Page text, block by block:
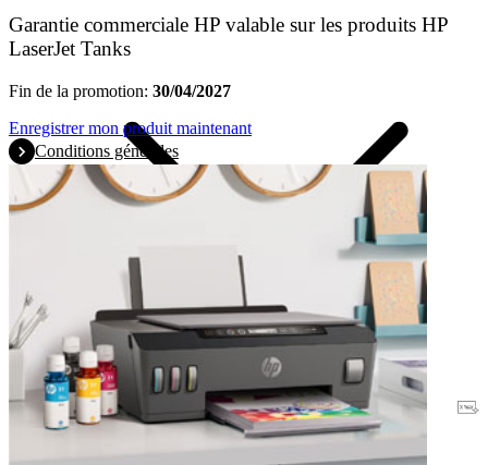
Garantie
Garantie commerciale HP valable sur les produits HP
LaserJet Tanks
Fin de la promotion: 30/04/2027
Enregistrer mon produit maintenant
Conditions générales